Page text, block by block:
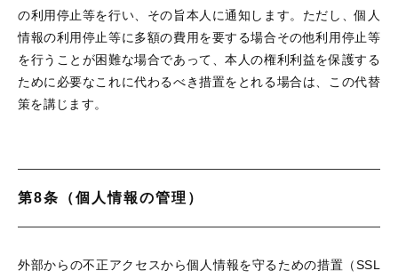
の利用停止等を行い、その旨本人に通知します。ただし、個人
情報の利用停止等に多額の費用を要する場合その他利用停止等
を行うことが困難な場合であって、本人の権利利益を保護する
ために必要なこれに代わるべき措置をとれる場合は、この代替
策を講じます。
第8条（個人情報の管理）
外部からの不正アクセスから個人情報を守るための措置（SSL